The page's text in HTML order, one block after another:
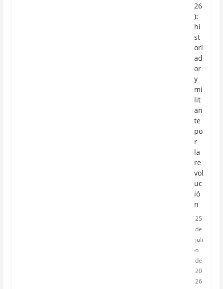
26
):
hi
st
ori
ad
or
y
mi
lit
an
te
po
r
la
re
vol
uc
ió
n
25
de
juli
o
de
20
26